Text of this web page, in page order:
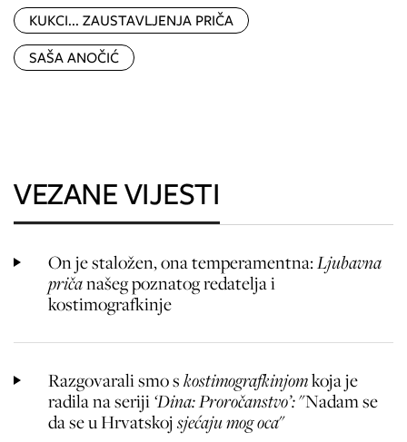
KUKCI... ZAUSTAVLJENJA PRIČA
SAŠA ANOČIĆ
VEZANE VIJESTI
On je staložen, ona temperamentna:Ljubavna
pričanašeg poznatog redatelja i
kostimografkinje
Razgovarali smo skostimografkinjomkoja je
radila na seriji‘Dina: Proročanstvo’:"Nadam se
da se u Hrvatskoj sjećaju mog oca"